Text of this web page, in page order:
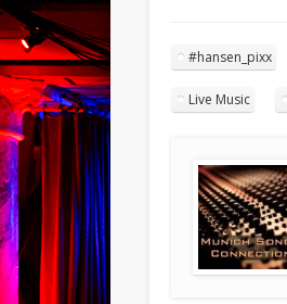
#hansen_pixx
Live Music